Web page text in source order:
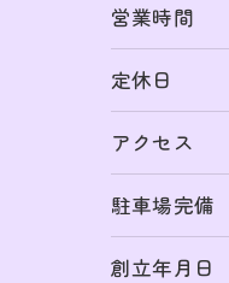
営業時間
定休日
アクセス
駐車場完備
創立年月日